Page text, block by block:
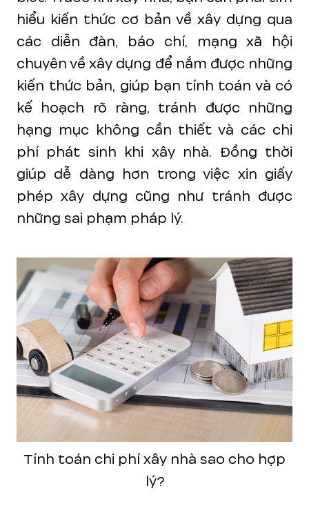
hiểu kiến thức cơ bản về xây dựng qua
các diễn đàn, báo chí, mạng xã hội
chuyên về xây dựng để nắm được những
kiến thức bản, giúp bạn tính toán và có
kế hoạch rõ ràng, tránh được những
hạng mục không cần thiết và các chi
phí phát sinh khi xây nhà. Đồng thời
giúp dễ dàng hơn trong việc xin giấy
phép xây dựng cũng như tránh được
những sai phạm pháp lý.
Tính toán chi phí xây nhà sao cho hợp
lý?